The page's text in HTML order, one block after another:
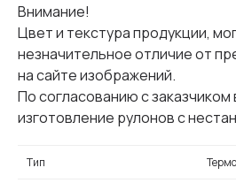
Внимание!
Цвет и текстура продукции,
незначительное отличие от
на сайте изображений.
По согласованию с
изготовление рулонов с
Тип